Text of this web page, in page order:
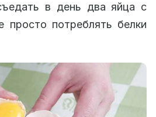
в день два яйца с
просто потреблять белки